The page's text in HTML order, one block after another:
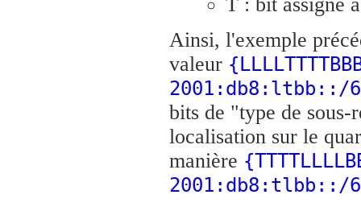
Ainsi, l'exemple
valeur
2001:db8:ltbb::/
bits de "type de sous-
localisation sur le
manière
2001:db8:tlbb::/